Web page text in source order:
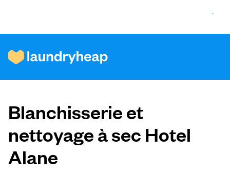
Comment ça fonctionne
Prix et services
À propos de nous
Blanchisserie et
nettoyage à sec Hotel
Alane